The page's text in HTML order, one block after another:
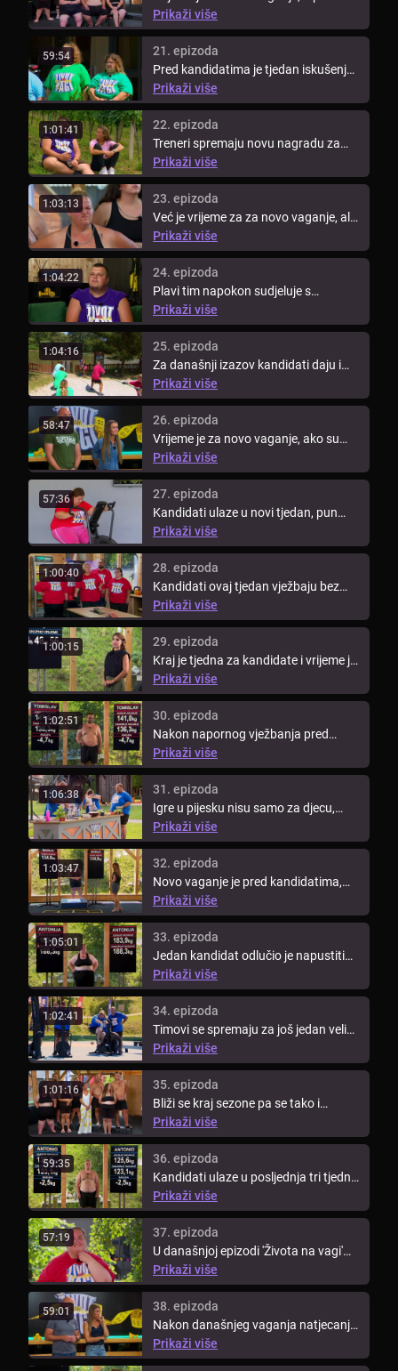
Larisom je danas težak zadatak jer ...
Prikaži više
59:54
21. epizoda
Pred kandidatima je tjedan iskušenja
– moraju se držati mjera za ...
Prikaži više
1:01:41
22. epizoda
Treneri spremaju novu nagradu za
pobjedu u današnjem izazovu. Onaj
...
Prikaži više
1:03:13
23. epizoda
Već je vrijeme za za novo vaganje, ali
jesu li kandidati spremni ...
Prikaži više
1:04:22
24. epizoda
Plavi tim napokon sudjeluje s
ostatkom kandidata u novom
izazovu. ...
Prikaži više
1:04:16
25. epizoda
Za današnji izazov kandidati daju i
preko 110% sebe jer ako uspiju ...
Prikaži više
58:47
26. epizoda
Vrijeme je za novo vaganje, ako su
kandidati izgubili preko 38 kg, ...
Prikaži više
57:36
27. epizoda
Kandidati ulaze u novi tjedan, pun
novih izazova. Parovi više ne ...
Prikaži više
1:00:40
28. epizoda
Kandidati ovaj tjedan vježbaju bez
trenera. Koji tim će biti bolji i ...
Prikaži više
1:00:15
29. epizoda
Kraj je tjedna za kandidate i vrijeme je
za novo vaganje. Pogledajte ...
Prikaži više
1:02:51
30. epizoda
Nakon napornog vježbanja pred
kandidatima je nogometna zabava.
...
Prikaži više
1:06:38
31. epizoda
Igre u pijesku nisu samo za djecu,
kandidati novi izazov moraju ...
Prikaži više
1:03:47
32. epizoda
Novo vaganje je pred kandidatima,
tim koji izgubi mora odlučiti tko ...
Prikaži više
1:05:01
33. epizoda
Jedan kandidat odlučio je napustiti
show. Kandidati su imali ...
Prikaži više
1:02:41
34. epizoda
Timovi se spremaju za još jedan veliki
izazov. Danas će učiti kako ...
Prikaži više
1:01:16
35. epizoda
Bliži se kraj sezone pa se tako i
događanja u showu zahuktavaju. ...
Prikaži više
59:35
36. epizoda
Kandidati ulaze u posljednja tri tjedna
i moraju dati sve od sebe ...
Prikaži više
57:19
37. epizoda
U današnjoj epizodi 'Života na vagi'
na redu je još jedan veliki ...
Prikaži više
59:01
38. epizoda
Nakon današnjeg vaganja natjecanje
napušta jedan kandidat.
Prikaži više